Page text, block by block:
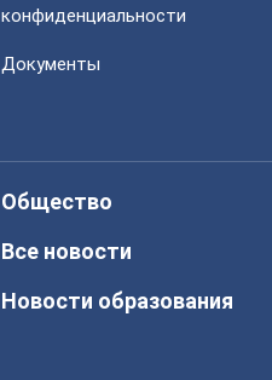
конфиденциальности
Документы
Общество
Все новости
Новости образования